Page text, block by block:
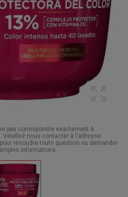
pas correspondre exactement à
Veuillez nous contacter à l'adresse
résoudre toute question ou demander
informations.